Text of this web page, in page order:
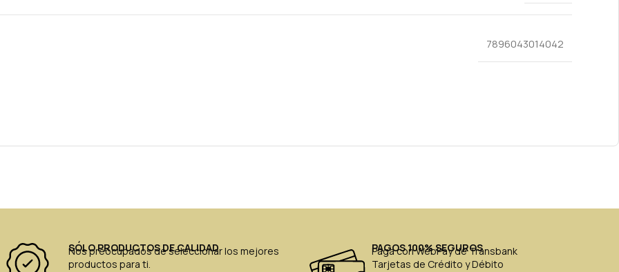
7896043014042
SÓLO PRODUCTOS DE CALIDAD
Nos preocupados de seleccionar los mejores
productos para ti.
PAGOS 100% SEGUROS
Paga con WebPay de Transbank
Tarjetas de Crédito y Débito